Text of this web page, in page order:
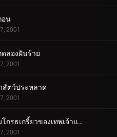
อน
2001
ดลองฝันร้าย
2001
สัตว์ประหลาด
2001
ความโกรธเกรี้ยวของเทพเจ้าแห่งท้องทะเล
2001